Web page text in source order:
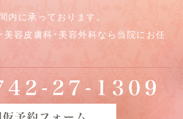
内に承っております。
美容皮膚科･美容外科なら当院にお任